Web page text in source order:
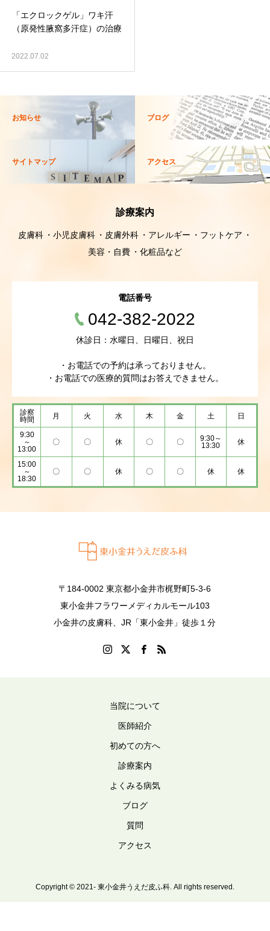
「エクロックゲル」ワキ汗
（原発性腋窩多汗症）の治療
2022.07.02
お知らせ ブログ
サイトマップ アクセス
診療案内
皮膚科 小児皮膚科 皮膚外科 アレルギー
フットケア
美容・自費
化粧品など
電話番号
042-382-2022
休診日：水曜日、日曜日、祝日
・お電話での予約は承っておりません。
・お電話での医療的質問はお答えできません。
診察
時間
月 火 水 木 金 土 日
9:30
～
13:00
〇 〇 休 〇 〇
9:30～
13:30
休
15:00
～
18:30
〇 〇 休 〇 〇 休 休
〒184-0002 東京都小金井市梶野町5-3-6
東小金井フラワーメディカルモール103
小金井の皮膚科、JR「東小金井」徒歩１分
当院について
医師紹介
初めての方へ
診療案内
よくみる病気
ブログ
質問
アクセス
Copyright © 2021- 東小金井うえだ皮ふ科. All rights reserved.